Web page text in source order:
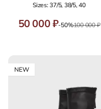
Sizes: 37/5, 38/5, 40
50 000 ₽-50%100 000 ₽
NEW